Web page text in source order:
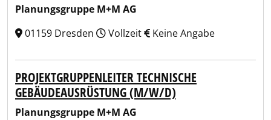
Planungsgruppe M+M AG
01159 Dresden
Vollzeit Keine Angabe
PROJEKTGRUPPENLEITER TECHNISCHE
GEBÄUDEAUSRÜSTUNG (M/W/D)
Planungsgruppe M+M AG